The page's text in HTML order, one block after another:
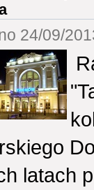
24/09/
latach